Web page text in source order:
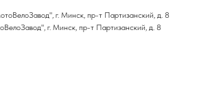
г. Минск, пр-т Партизанский, д. 8
г. Минск, пр-т Партизанский, д. 8